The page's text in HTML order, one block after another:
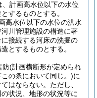
計画高水位以下の水位
するものとする。
高水位以下の水位の洪水
川管理施設の構造に著
接続する河床の洗掘の
とするものとする。
防(計画横断形が定められ
の条において同じ。)に
はならない。 ただし、
状況、地形の状況等に